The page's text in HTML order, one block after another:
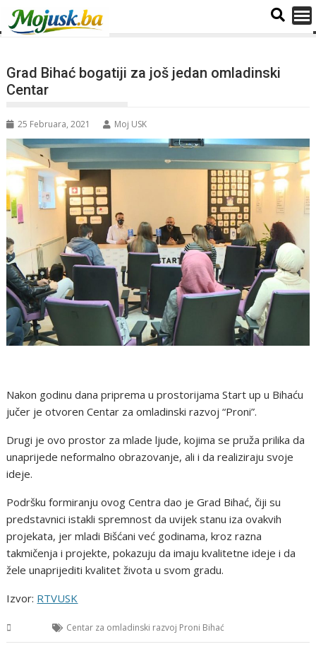
Grad Bihać bogatiji za još jedan omladinski
Centar
25 Februara, 2021 Moj USK
Nakon godinu dana priprema u prostorijama Start up u Bihaću
jučer je otvoren Centar za omladinski razvoj “Proni”.
Drugi je ovo prostor za mlade ljude, kojima se pruža prilika da
unaprijede neformalno obrazovanje, ali i da realiziraju svoje
ideje.
Podršku formiranju ovog Centra dao je Grad Bihać, čiji su
predstavnici istakli spremnost da uvijek stanu iza ovakvih
projekata, jer mladi Bišćani već godinama, kroz razna
takmičenja i projekte, pokazuju da imaju kvalitetne ideje i da
žele unaprijediti kvalitet života u svom gradu.
Izvor: RTVUSK
Centar za omladinski razvoj Proni Bihać